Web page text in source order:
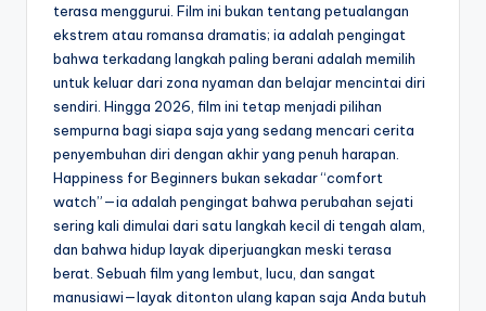
terasa menggurui. Film ini bukan tentang petualangan
ekstrem atau romansa dramatis; ia adalah pengingat
bahwa terkadang langkah paling berani adalah memilih
untuk keluar dari zona nyaman dan belajar mencintai diri
sendiri. Hingga 2026, film ini tetap menjadi pilihan
sempurna bagi siapa saja yang sedang mencari cerita
penyembuhan diri dengan akhir yang penuh harapan.
Happiness for Beginners bukan sekadar “comfort
watch”—ia adalah pengingat bahwa perubahan sejati
sering kali dimulai dari satu langkah kecil di tengah alam,
dan bahwa hidup layak diperjuangkan meski terasa
berat. Sebuah film yang lembut, lucu, dan sangat
manusiawi—layak ditonton ulang kapan saja Anda butuh